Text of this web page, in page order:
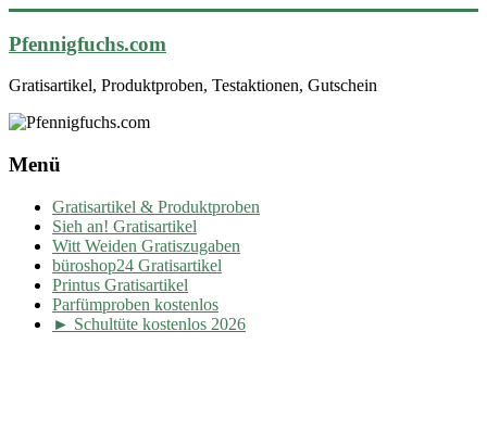
Pfennigfuchs.com
Gratisartikel, Produktproben, Testaktionen, Gutschein
Menü
Gratisartikel & Produktproben
Sieh an! Gratisartikel
Witt Weiden Gratiszugaben
büroshop24 Gratisartikel
Printus Gratisartikel
Parfümproben kostenlos
► Schultüte kostenlos 2026